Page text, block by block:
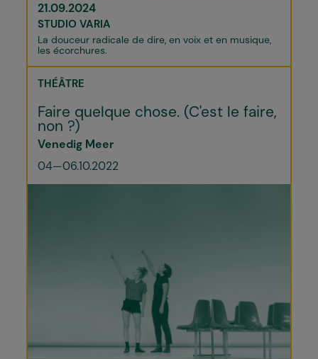
21.09.2024
STUDIO VARIA
La douceur radicale de dire, en voix et en musique,
les écorchures.
THÉÂTRE
Faire quelque chose. (C'est le faire,
non ?)
Venedig Meer
04—06.10.2022